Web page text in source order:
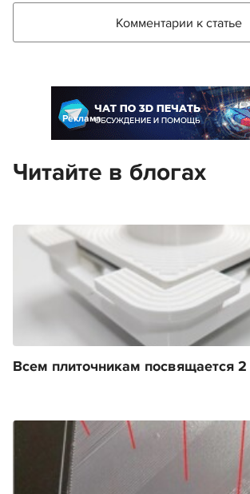
Комментарии к статье
Реклама
Читайте в блогах
Всем плиточникам посвящается 2